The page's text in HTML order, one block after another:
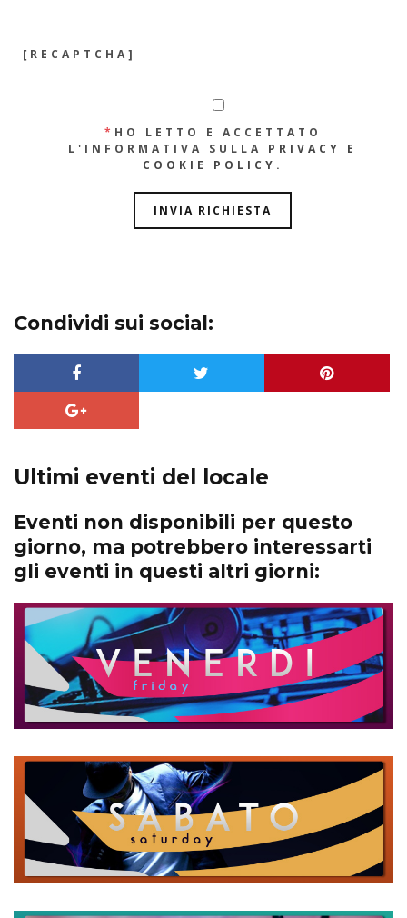
[RECAPTCHA]
* HO LETTO E ACCETTATO
L'INFORMATIVA SULLA PRIVACY E
COOKIE POLICY .
Condividi sui social:
Ultimi eventi del locale
Eventi non disponibili per questo
giorno, ma potrebbero interessarti
gli eventi in questi altri giorni: